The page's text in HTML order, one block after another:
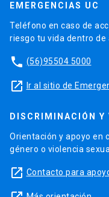
EMERGENCIAS UC
Teléfono en caso de
riesgo tu vida dentro de
phone (56)95504 5000
launch Ir al sitio de
DISCRIMINACIÓN Y
Orientación y apoyo en
género o violencia
launch Contacto para